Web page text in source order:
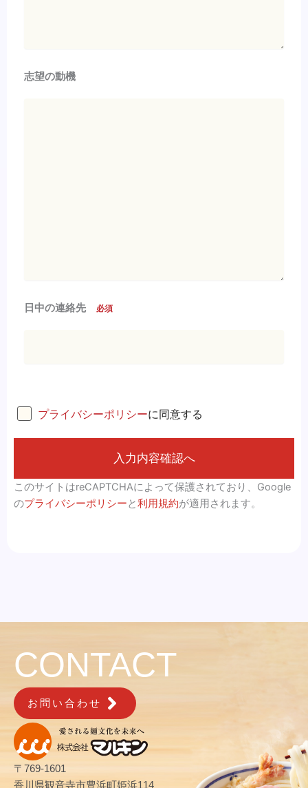
志望の動機
日中の連絡先 必須
プライバシーポリシーに同意する
このサイトはreCAPTCHAによって保護されており、Google
のプライバシーポリシーと利用規約が適用されます。
CONTACT
お問い合わせ
〒769-1601
香川県観音寺市豊浜町姫浜114